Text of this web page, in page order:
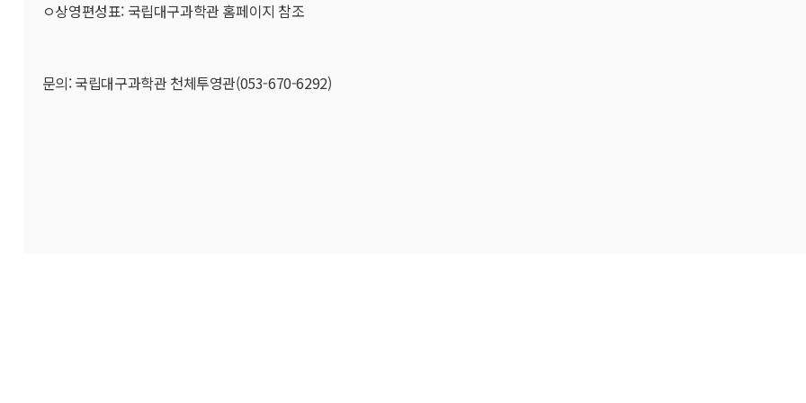
ㅇ상영편성표: 국립대구과학관 홈페이지 참조
문의: 국립대구과학관 천체투영관(053-670-6292)